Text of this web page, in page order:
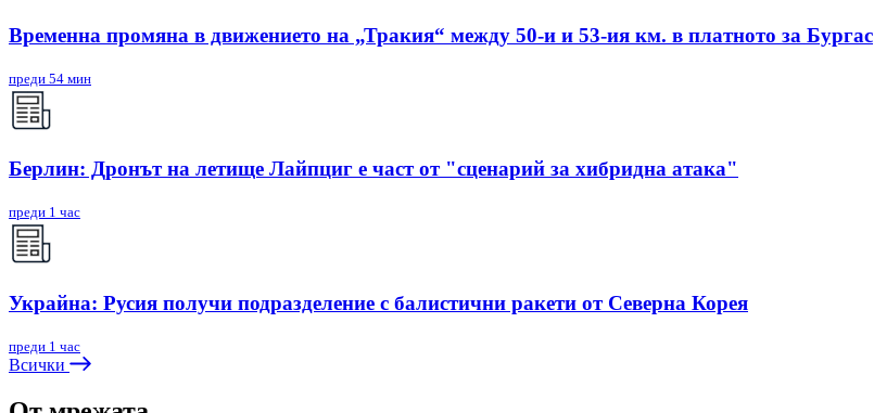
Временна промяна в движението на „Тракия“ между 50-и и 53-ия км. в платното за Бургас
преди 54 мин
Берлин: Дронът на летище Лайпциг е част от "сценарий за хибридна атака"
преди 1 час
Украйна: Русия получи подразделение с балистични ракети от Северна Корея
преди 1 час
Всички